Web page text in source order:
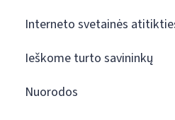
Interneto svetainės
Ieškome turto savininkų
Nuorodos